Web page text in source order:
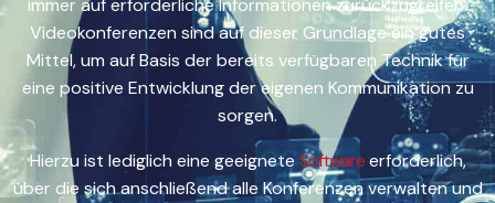
immer auf erforderliche Informationen zurückzugreifen.
Videokonferenzen sind auf dieser Grundlage ein gutes
Mittel, um auf Basis der bereits verfügbaren Technik für
eine positive Entwicklung der eigenen Kommunikation zu
sorgen.
Hierzu ist lediglich eine geeignete Softwareerforderlich,
über die sich anschließend alle Konferenzen verwalten und